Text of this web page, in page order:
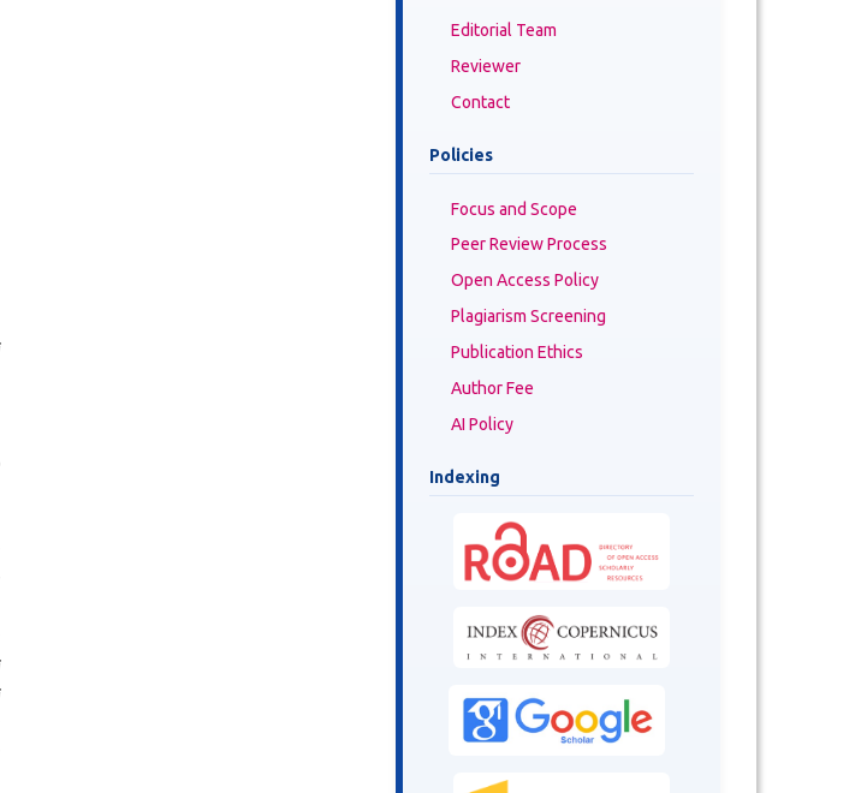
Editorial Team
Reviewer
Contact
Policies
Focus and Scope
Peer Review Process
Open Access Policy
Plagiarism Screening
Publication Ethics
Author Fee
AI Policy
Indexing